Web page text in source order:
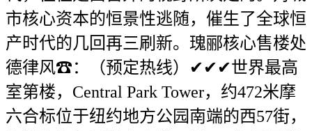
市核心资本的恒景性逃随，催生了全球恒
产时代的几回再三刷新。瑰郦核心售楼处
德律风☎：（预定热线）✔✔✔世界最高
室第楼，Central Park Tower，约472米摩
六合标位于纽约地方公园南端的西57街，